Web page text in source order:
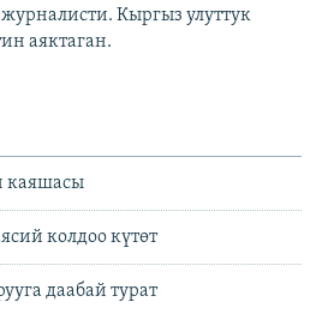
Кыргыз улуттук
аяктаган.
каяшасы
колдоо күтөт
даабай турат